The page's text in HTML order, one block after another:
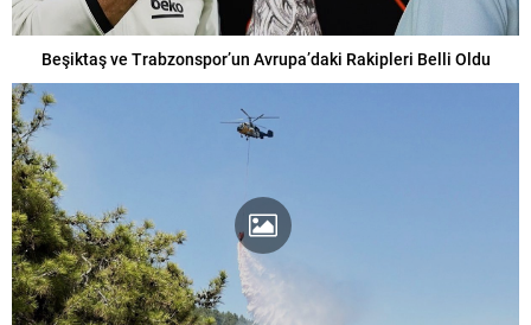
Beşiktaş ve Trabzonspor’un Avrupa’daki Rakipleri Belli Oldu